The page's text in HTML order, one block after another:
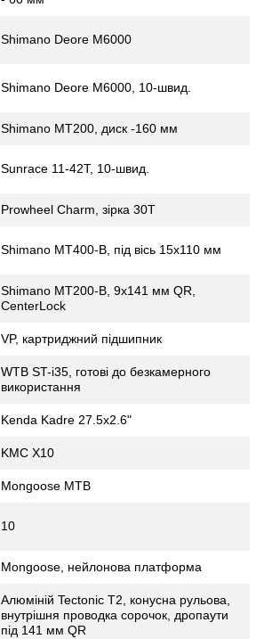
Shimano Deore M6000
Shimano Deore M6000, 10-швид.
Shimano MT200, диск -160 мм
Sunrace 11-42Т, 10-швид.
Prowheel Charm, зірка 30T
Shimano MT400-B, під вісь 15х110 мм
Shimano MT200-B, 9x141 мм QR,
CenterLock
VP, картриджний підшипник
WTB ST-i35, готові до безкамерного
використання
Kenda Kadre 27.5x2.6"
KMC X10
Mongoose MTB
10
Mongoose, нейлонова платформа
Алюміній Tectonic T2, конусна рульова,
внутрішня проводка сорочок, дропаути
під 141 мм QR